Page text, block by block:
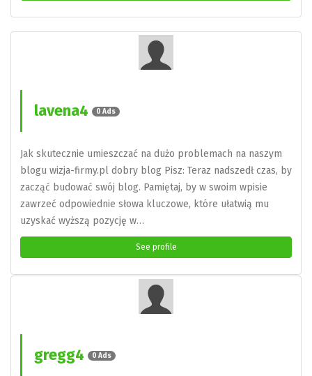
lavena4 0 Ads
Jak skutecznie umieszczać na dużo problemach na naszym
blogu wizja-firmy.pl dobry blog Pisz: Teraz nadszedł czas, by
zacząć budować swój blog. Pamiętaj, by w swoim wpisie
zawrzeć odpowiednie słowa kluczowe, które ułatwią mu
uzyskać wyższą pozycję w…
See profile
gregg4 0 Ads